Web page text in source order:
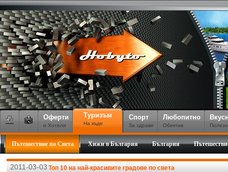
Оферти
и Хотели
Туризъм
На къде
Спорт
За здраве
Любопитно
Обектив
Пътешествие по Света Хижи в България България
2011-03-03Топ 10 на най-красивите градове по света